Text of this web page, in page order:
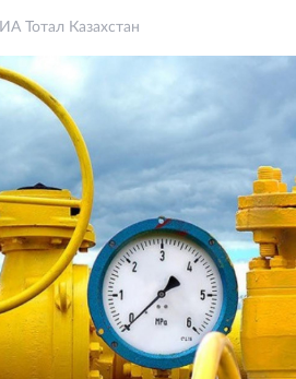
ИА Тотал Казахстан